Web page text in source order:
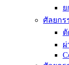
ศัลยกร
ผ่